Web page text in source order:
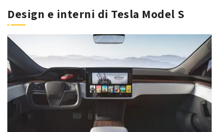
Design e interni di Tesla Model S